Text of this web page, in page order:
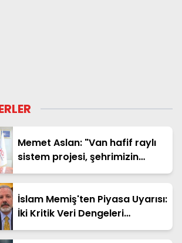
Memet Aslan: "Van hafif raylı
sistem projesi, şehrimizin
geleceğine yapılan en büyük
İslam Memiş'ten Piyasa Uyarısı:
İki Kritik Veri Dengeleri
Değiştirecek!